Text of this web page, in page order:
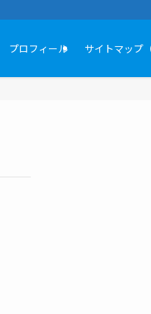
プロフィール サイトマップ